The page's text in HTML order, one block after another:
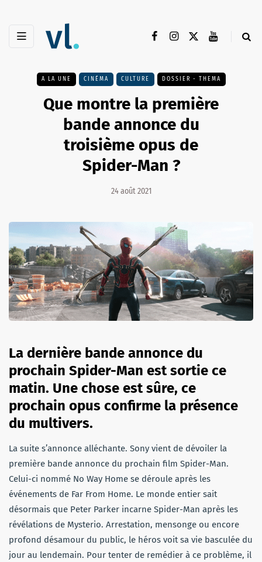
A LA UNE CINÉMA CULTURE DOSSIER - THEMA
Que montre la première
bande annonce du
troisième opus de
Spider-Man ?
24 août 2021
La dernière bande annonce du
prochain Spider-Man est sortie ce
matin. Une chose est sûre, ce
prochain opus confirme la présence
du multivers.
La suite s’annonce alléchante. Sony vient de dévoiler la
première bande annonce du prochain film Spider-Man.
Celui-ci nommé No Way Home se déroule après les
événements de Far From Home. Le monde entier sait
désormais que Peter Parker incarne Spider-Man après les
révélations de Mysterio. Arrestation, mensonge ou encore
profond désamour du public, le héros voit sa vie basculée du
jour au lendemain. Pour tenter de remédier à ce problème, il